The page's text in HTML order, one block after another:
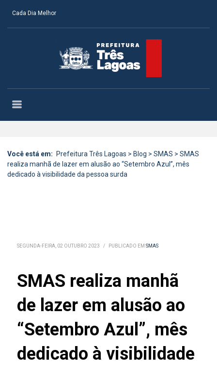
Cada Dia Melhor
Você está em: Prefeitura Três Lagoas > Blog > SMAS > SMAS
realiza manhã de lazer em alusão ao “Setembro Azul”, mês
dedicado à visibilidade da pessoa surda
SEGUNDA-FEIRA, 02 OUTUBRO 2023 / PUBLICADO EM SMAS
SMAS realiza manhã
de lazer em alusão ao
“Setembro Azul”, mês
dedicado à visibilidade